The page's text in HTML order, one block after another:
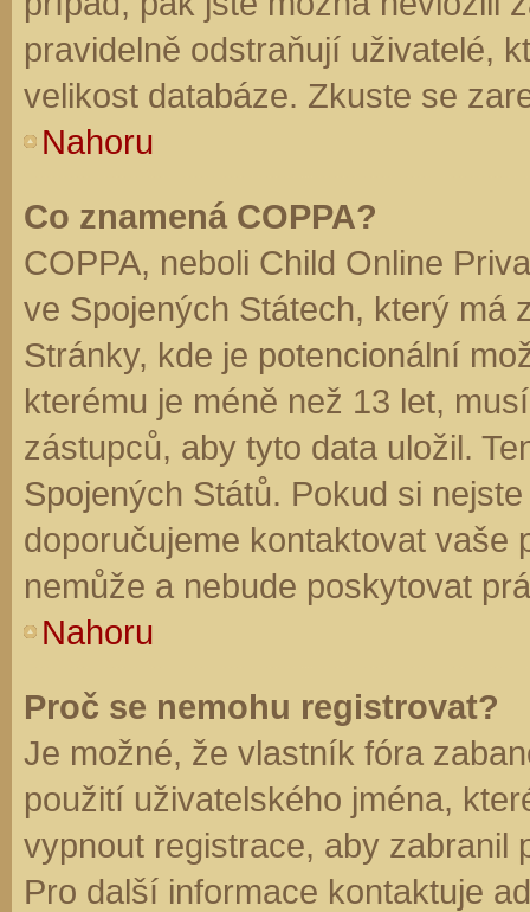
pravidelně odstraňují uživatelé,
velikost databáze. Zkuste se
Nahoru
Co znamená COPPA?
COPPA, neboli Child Online
ve Spojených Státech, který má
Stránky, kde je potencionální
kterému je méně než 13 let,
zástupců, aby tyto data uložil.
Spojených Států. Pokud si
doporučujeme kontaktovat vaše
nemůže a nebude poskytovat
Nahoru
Proč se nemohu registrovat?
Je možné, že vlastník fóra
použití uživatelského jména,
vypnout registrace, aby zabranil
Pro další informace kontaktuje